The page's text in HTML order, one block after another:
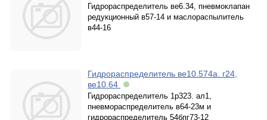
Гидрораспределитель ве6.34, пневмоклапан
редукционный в57-14 и маслораспылитель
в44-16
Гидрораспределитель ве10.574а. г24,
ве10.64
Гидрораспределитель 1р323. ал1,
пневмораспределитель в64-23м и
гидрораспределитель 54бпг73-12